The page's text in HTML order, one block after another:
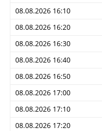
08.08.2026 16:10
08.08.2026 16:20
08.08.2026 16:30
08.08.2026 16:40
08.08.2026 16:50
08.08.2026 17:00
08.08.2026 17:10
08.08.2026 17:20